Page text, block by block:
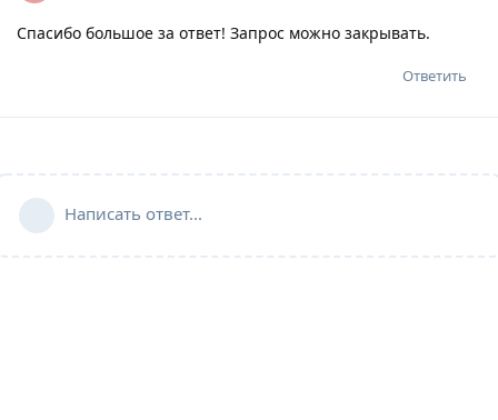
Спасибо большое за ответ! Запрос можно закрывать.
Ответить
Написать ответ...